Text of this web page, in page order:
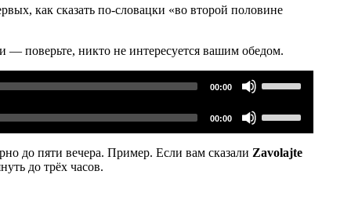
как сказать по-словацки «во второй половине
— поверьте, никто не интересуется вашим обедом.
00:00
клавиши
вниз,
чтобы
увеличить
или
00:00
клавиши
вверх/
вниз,
до пяти вечера. Пример. Если вам сказали Zavolajte
до трёх часов.